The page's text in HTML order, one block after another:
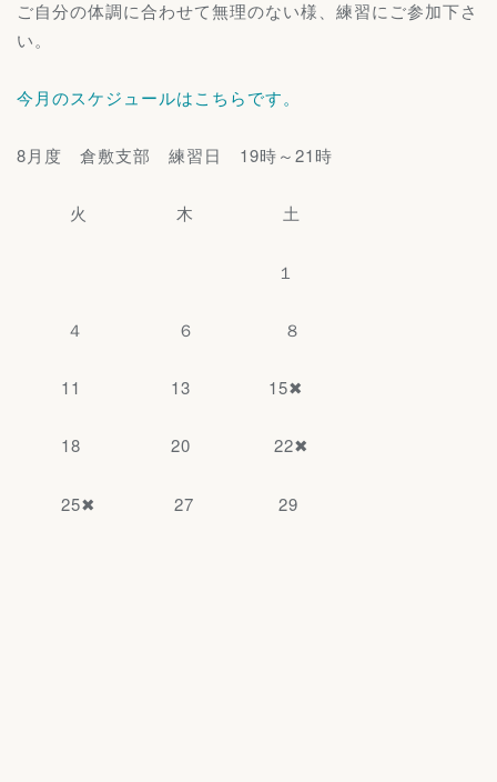
ご自分の体調に合わせて無理のない様、練習にご参加下さ
い。
今月のスケジュールはこちらです。
8月度 倉敷支部 練習日 19時～21時
火 木 土
１
４ ６ ８
11 13 15✖
18 20 22✖
25✖ 27 29